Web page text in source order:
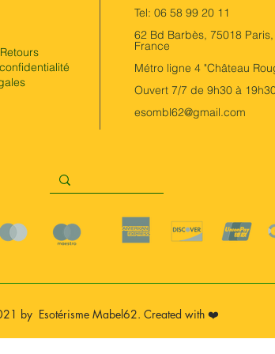
Tel: 06 58 99 20 11
62 Bd Barbès, 75018 Paris,
France
Métro ligne 4 "Château
Ouvert 7/7 de 9h30 à
esombl62@gmail.com
by Esotérisme Mabel62. Created with ❤️